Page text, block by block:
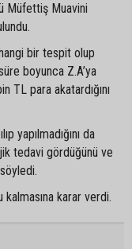
Müfettiş Muavini
bir tespit olup
boyunca Z.A’ya
para akatardığını
yapılmadığını da
tedavi gördüğünü ve
kalmasına karar verdi.